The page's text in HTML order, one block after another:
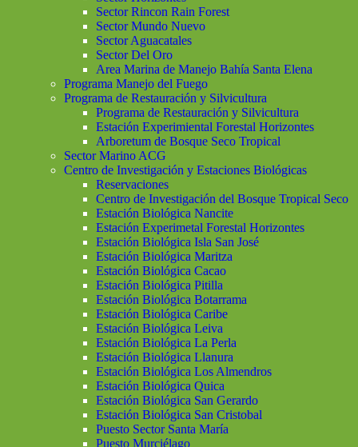
Sector Rincon Rain Forest
Sector Mundo Nuevo
Sector Aguacatales
Sector Del Oro
Area Marina de Manejo Bahía Santa Elena
Programa Manejo del Fuego
Programa de Restauración y Silvicultura
Programa de Restauración y Silvicultura
Estación Experimiental Forestal Horizontes
Arboretum de Bosque Seco Tropical
Sector Marino ACG
Centro de Investigación y Estaciones Biológicas
Reservaciones
Centro de Investigación del Bosque Tropical Seco
Estación Biológica Nancite
Estación Experimetal Forestal Horizontes
Estación Biológica Isla San José
Estación Biológica Maritza
Estación Biológica Cacao
Estación Biológica Pitilla
Estación Biológica Botarrama
Estación Biológica Caribe
Estación Biológica Leiva
Estación Biológica La Perla
Estación Biológica Llanura
Estación Biológica Los Almendros
Estación Biológica Quica
Estación Biológica San Gerardo
Estación Biológica San Cristobal
Puesto Sector Santa María
Puesto Murciélago